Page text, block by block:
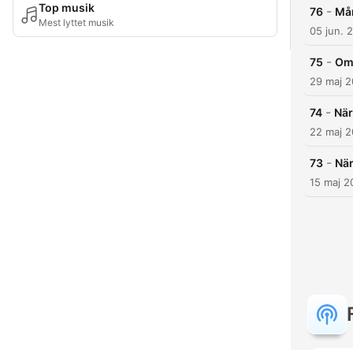
Top musik
Mest lyttet musik
76 -
05 jun.
75 -
29 maj
74 -
22 maj
73 -
15 maj